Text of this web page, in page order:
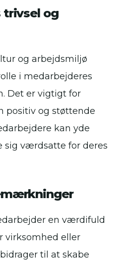
trivsel og
og arbejdsmiljø
i medarbejderes
Det er vigtigt for
positiv og støttende
kan yde
sig værdsatte for deres
en værdifuld
virksomhed eller
til at skabe